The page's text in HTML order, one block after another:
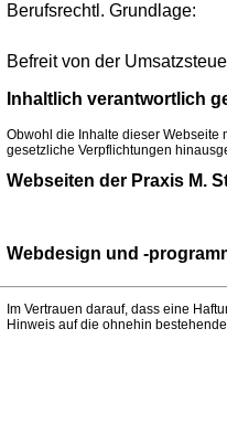
Berufsrechtl. Grundlage:
Befreit von der
Inhaltlich verantwortlich
Obwohl die Inhalte dieser Webseite
gesetzliche Verpflichtungen
Webseiten der Praxis M.
Webdesign und -
Im Vertrauen darauf, dass eine
Hinweis auf die ohnehin